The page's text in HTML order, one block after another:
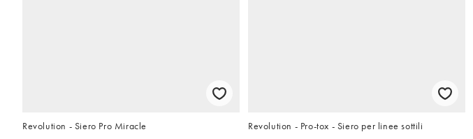
Revolution - Siero Pro Miracle
Revolution - Pro-tox - Siero per linee sottili